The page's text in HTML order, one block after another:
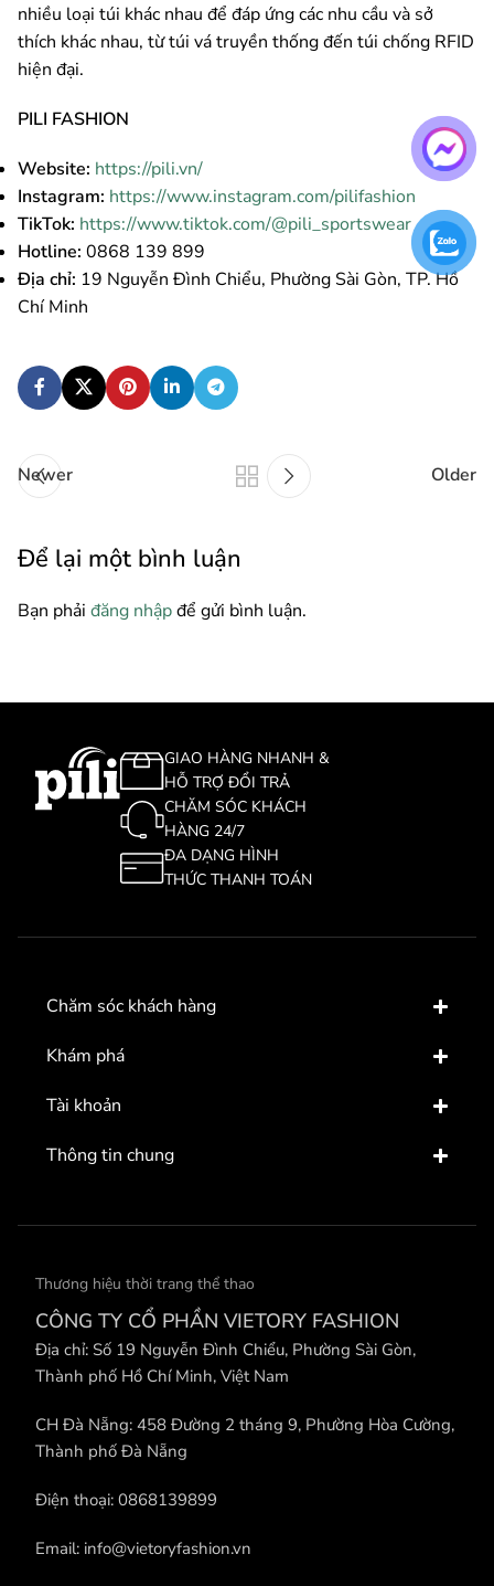
nhiều loại túi khác nhau để đáp ứng các nhu cầu và sở
thích khác nhau, từ túi vá truyền thống đến túi chống RFID
hiện đại.
PILI FASHION
Website: https://pili.vn/
Instagram: https://www.instagram.com/pilifashion
TikTok: https://www.tiktok.com/@pili_sportswear
Hotline: 0868 139 899
Địa chỉ: 19 Nguyễn Đình Chiểu, Phường Sài Gòn, TP. Hồ
Chí Minh
Newer Older
Để lại một bình luận
Bạn phải đăng nhậpđể gửi bình luận.
GIAO HÀNG NHANH &
HỖ TRỢ ĐỔI TRẢ
CHĂM SÓC KHÁCH
HÀNG 24/7
ĐA DẠNG HÌNH
THỨC THANH TOÁN
Chăm sóc khách hàng
Khám phá
Tài khoản
Thông tin chung
Thương hiệu thời trang thể thao
CÔNG TY CỔ PHẦN VIETORY FASHION
Địa chỉ: Số 19 Nguyễn Đình Chiểu, Phường Sài Gòn,
Thành phố Hồ Chí Minh, Việt Nam
CH Đà Nẵng: 458 Đường 2 tháng 9, Phường Hòa Cường,
Thành phố Đà Nẵng
Điện thoại: 0868139899
Email: info@vietoryfashion.vn